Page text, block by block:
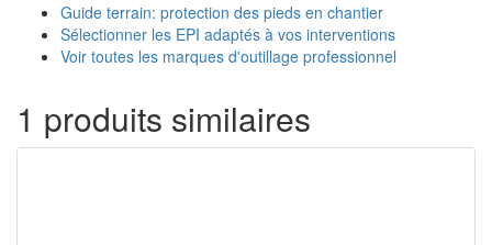
Guide terrain: protection des pieds en chantier
Sélectionner les EPI adaptés à vos interventions
Voir toutes les marques d'outillage professionnel
1 produits similaires